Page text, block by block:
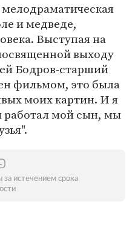
и медведе,
Выступая на
выходу
Бодров-старший
фильмом, это была
моих картин. И я
работал мой сын, мы
истечением срока